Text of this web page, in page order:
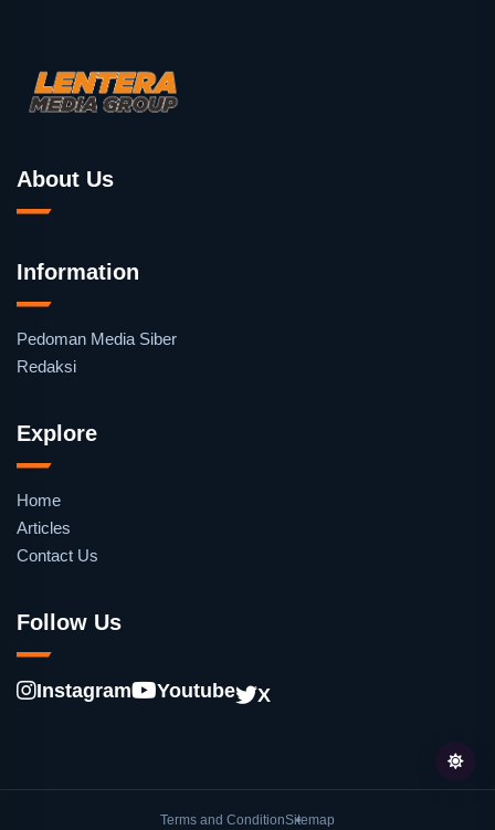
About Us
Information
Pedoman Media Siber
Redaksi
Explore
Home
Articles
Contact Us
Follow Us
Instagram Youtube X
Terms and ConditionSitemap